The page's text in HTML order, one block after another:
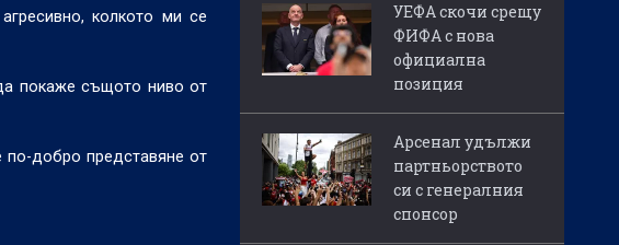
колкото ми се
покаже същото ниво от
по-добро представяне от
УЕФА скочи срещу
ФИФА с нова
официална
позиция
Арсенал удължи
партньорството
си с генералния
спонсор